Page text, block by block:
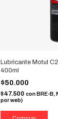
Lubricante Motul
400ml
$50.000
$47.500 con BRE-B,
por web)